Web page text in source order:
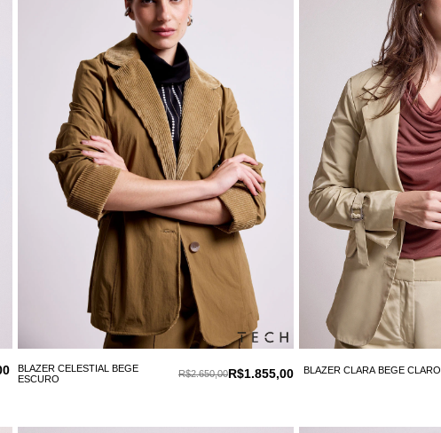
BLAZER CELESTIAL BEGE
ESCURO
R$1.855,00
R$2.650,00 BLAZER CLARA BEGE CLARO